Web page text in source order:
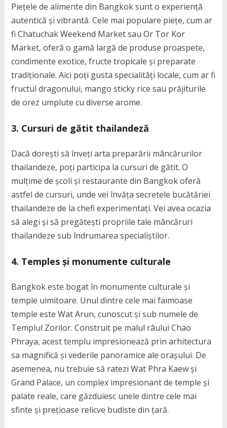
Piețele de alimente din Bangkok sunt o experiență
autentică și vibrantă. Cele mai populare piețe, cum ar
fi Chatuchak Weekend Market sau Or Tor Kor
Market, oferă o gamă largă de produse proaspete,
condimente exotice, fructe tropicale și preparate
tradiționale. Aici poți gusta specialități locale, cum ar fi
fructul dragonului, mango sticky rice sau prăjiturile
de orez umplute cu diverse arome.
3. Cursuri de gătit thailandeză
Dacă dorești să înveți arta preparării mâncărurilor
thailandeze, poți participa la cursuri de gătit. O
mulțime de școli și restaurante din Bangkok oferă
astfel de cursuri, unde vei învăța secretele bucătăriei
thailandeze de la chefi experimentați. Vei avea ocazia
să alegi și să pregătești propriile tale mâncăruri
thailandeze sub îndrumarea specialiștilor.
4. Temples și monumente culturale
Bangkok este bogat în monumente culturale și
temple uimitoare. Unul dintre cele mai faimoase
temple este Wat Arun, cunoscut și sub numele de
Templul Zorilor. Construit pe malul râului Chao
Phraya, acest templu impresionează prin arhitectura
sa magnifică și vederile panoramice ale orașului. De
asemenea, nu trebuie să ratezi Wat Phra Kaew și
Grand Palace, un complex impresionant de temple și
palate reale, care găzduiesc unele dintre cele mai
sfinte și prețioase relicve budiste din țară.